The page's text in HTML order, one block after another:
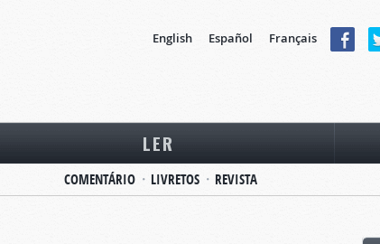
English Español Français
LER
COMENTÁRIO LIVRETOS REVISTA